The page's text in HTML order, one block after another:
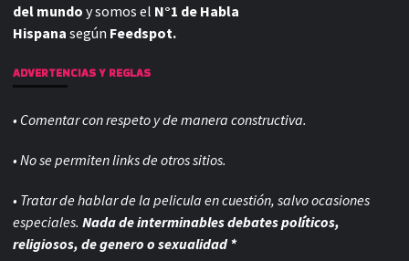
del mundo y somos el N°1 de Habla
Hispana según Feedspot.
ADVERTENCIAS Y REGLAS
• Comentar con respeto y de manera constructiva.
• No se permiten links de otros sitios.
• Tratar de hablar de la pelicula en cuestión, salvo ocasiones
especiales. Nada de interminables debates políticos,
religiosos, de genero o sexualidad *